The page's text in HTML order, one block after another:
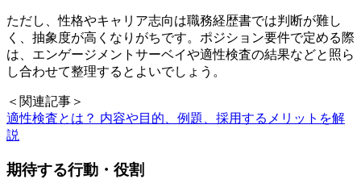
ただし、性格やキャリア志向は職務経歴書では判断が難し
く、抽象度が高くなりがちです。ポジション要件で定める際
は、エンゲージメントサーベイや適性検査の結果などと照ら
し合わせて整理するとよいでしょう。
＜関連記事＞
適性検査とは？ 内容や目的、例題、採用するメリットを解
説
期待する行動・役割